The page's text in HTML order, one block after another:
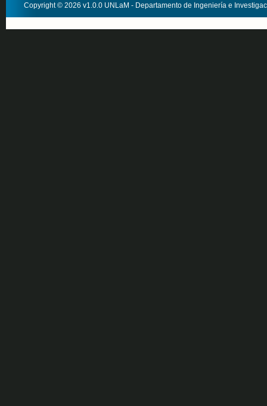
Copyright © 2026 v1.0.0 UNLaM - Departamento de Ingeniería e